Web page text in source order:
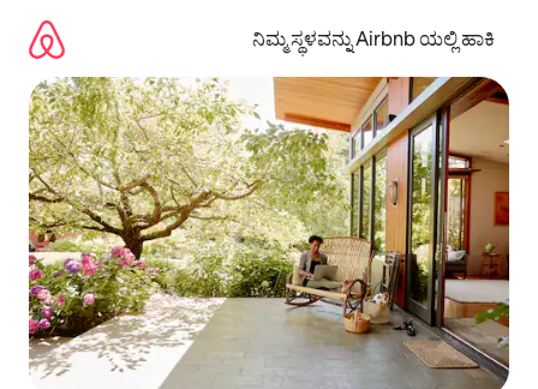
ಹೋಗಿ
ನಿಮ್ಮ ಸ್ಥಳವನ್ನು Airbnb ಯಲ್ಲಿ ಹಾಕಿ